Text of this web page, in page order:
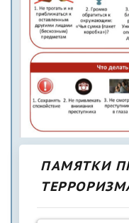
ПАМЯТКИ